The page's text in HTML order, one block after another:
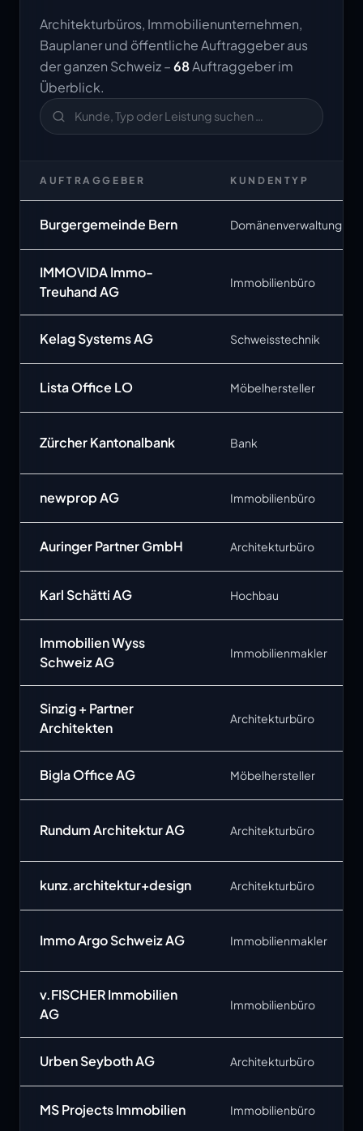
Architekturbüros, Immobilienunternehmen,
Bauplaner und öffentliche Auftraggeber aus
der ganzen Schweiz –68Auftraggeber im
Überblick.
AUFTRAGGEBER KUNDENTYP
Burgergemeinde Bern Domänenverwaltung
IMMOVIDA Immo-
Treuhand AG
Immobilienbüro
Kelag Systems AG Schweisstechnik
Lista Office LO Möbelhersteller
Zürcher Kantonalbank Bank
newprop AG Immobilienbüro
Auringer Partner GmbH Architekturbüro
Karl Schätti AG Hochbau
Immobilien Wyss
Schweiz AG
Immobilienmakler
Sinzig + Partner
Architekten
Architekturbüro
Bigla Office AG Möbelhersteller
Rundum Architektur AG Architekturbüro
kunz.architektur+design Architekturbüro
Immo Argo Schweiz AG Immobilienmakler
v.FISCHER Immobilien
AG
Immobilienbüro
Urben Seyboth AG Architekturbüro
MS Projects Immobilien Immobilienbüro